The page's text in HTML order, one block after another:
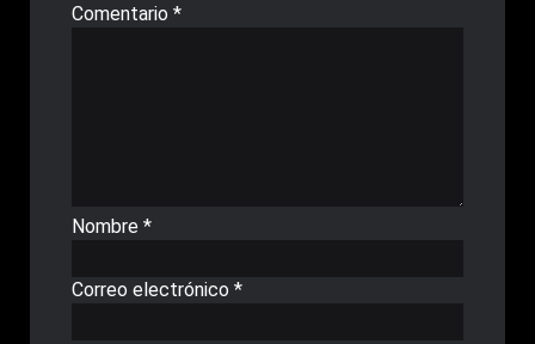
Comentario *
Nombre *
Correo electrónico *